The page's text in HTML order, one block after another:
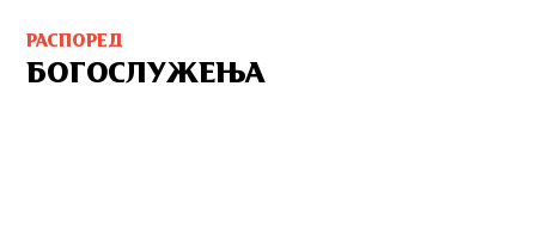
РАСПОРЕД
БОГОСЛУЖЕЊА